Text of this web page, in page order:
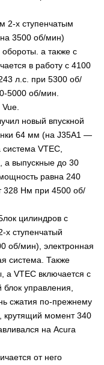
2-х ступенчатым
3500 об/мин)
а также с
в работу с 4100
л.с. при 5300 об/
5000 об/мин.
новый впускной
64 мм (на J35A1 —
VTEC,
а выпускные до 30
равна 240
328 Нм при 4500 об/
цилиндров с
х ступенчатый
об/мин), электронная
система. Также
а VTEC включается с
блок управления,
сжатия по-прежнему
крутящий момент 340
на Acura
от него